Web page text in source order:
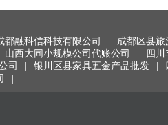
都融科信科技有限公司 |
成都区县
山西大同小规模公司代账公司 |
四川
司
| 银川区县家具五金产品批发 |
|